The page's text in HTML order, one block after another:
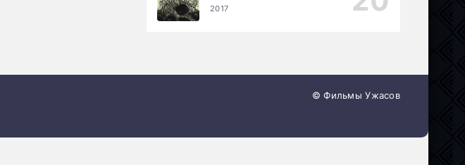
2017
© Фильмы Ужасов